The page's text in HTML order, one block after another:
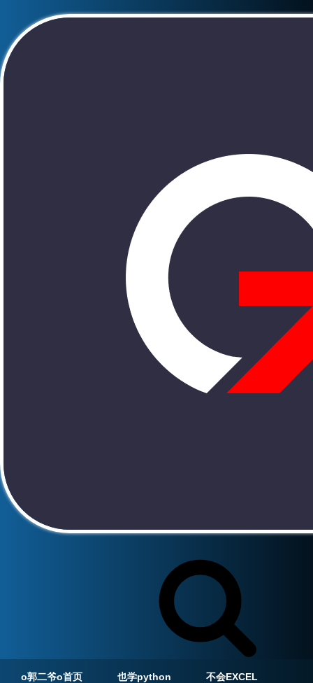
o郭二爷o首页 也学python 不会EXCEL